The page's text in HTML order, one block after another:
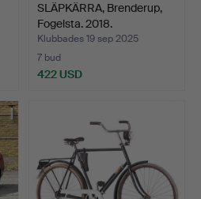
SLÄPKÄRRA, Brenderup,
Fogelsta. 2018.
Klubbades 19 sep 2025
7 bud
422 USD